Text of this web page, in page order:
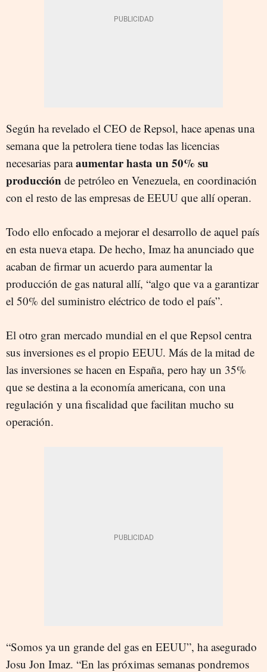
Según ha revelado el CEO de Repsol, hace apenas una
semana que la petrolera tiene todas las licencias
necesarias paraaumentar hasta un 50% su
producción de petróleo en Venezuela, en coordinación
con el resto de las empresas de EEUU que allí operan.
Todo ello enfocado a mejorar el desarrollo de aquel país
en esta nueva etapa. De hecho, Imaz ha anunciado que
acaban de firmar un acuerdo para aumentar la
producción de gas natural allí, “algo que va a garantizar
el 50% del suministro eléctrico de todo el país”.
El otro gran mercado mundial en el que Repsol centra
sus inversiones es el propio EEUU. Más de la mitad de
las inversiones se hacen en España, pero hay un 35%
que se destina a la economía americana, con una
regulación y una fiscalidad que facilitan mucho su
operación.
“Somos ya un grande del gas en EEUU”, ha asegurado
Josu Jon Imaz. “En las próximas semanas pondremos